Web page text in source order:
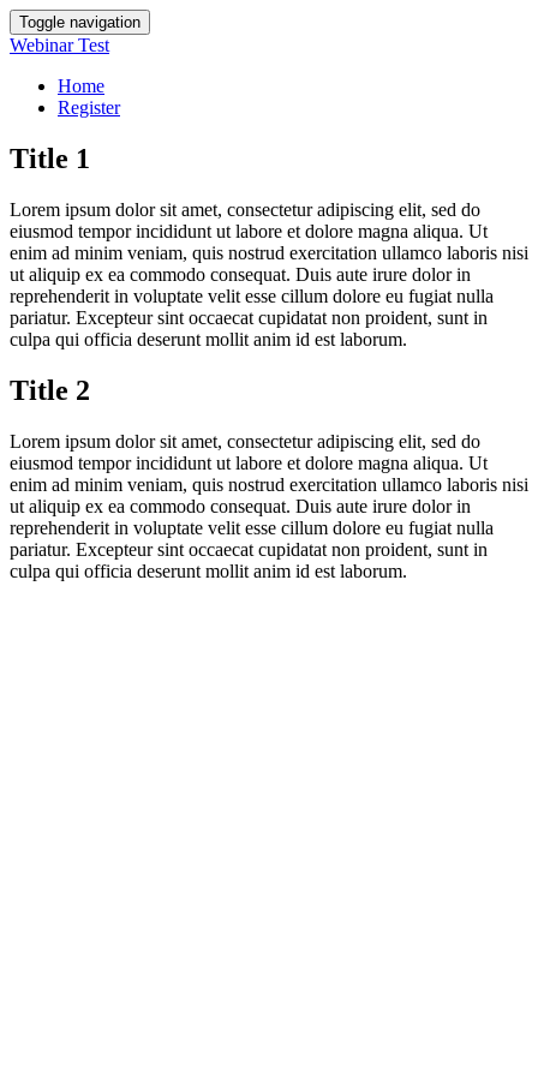
Toggle navigation
Webinar Test
Home
Register
Title 1
Lorem ipsum dolor sit amet, consectetur adipiscing elit, sed do
eiusmod tempor incididunt ut labore et dolore magna aliqua. Ut
enim ad minim veniam, quis nostrud exercitation ullamco laboris nisi
ut aliquip ex ea commodo consequat. Duis aute irure dolor in
reprehenderit in voluptate velit esse cillum dolore eu fugiat nulla
pariatur. Excepteur sint occaecat cupidatat non proident, sunt in
culpa qui officia deserunt mollit anim id est laborum.
Title 2
Lorem ipsum dolor sit amet, consectetur adipiscing elit, sed do
eiusmod tempor incididunt ut labore et dolore magna aliqua. Ut
enim ad minim veniam, quis nostrud exercitation ullamco laboris nisi
ut aliquip ex ea commodo consequat. Duis aute irure dolor in
reprehenderit in voluptate velit esse cillum dolore eu fugiat nulla
pariatur. Excepteur sint occaecat cupidatat non proident, sunt in
culpa qui officia deserunt mollit anim id est laborum.